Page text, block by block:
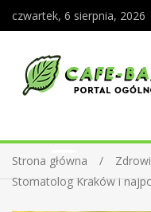
czwartek, 6 sierpnia, 2026
Strona główna
Stomatolog Kraków i